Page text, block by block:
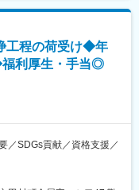
基盤を整えています。
がら働ける制度がありま
工程の荷受け◆年
利厚生・手当◎
／SDGs貢献／資格支援／
置内部品・治具の荷受